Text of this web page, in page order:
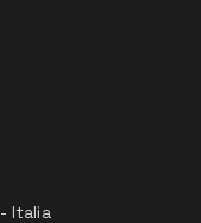
Italia